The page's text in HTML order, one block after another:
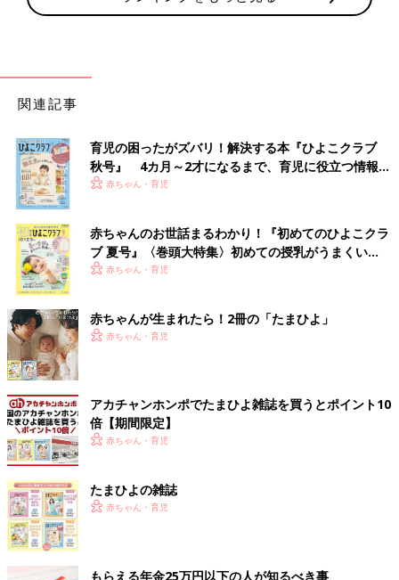
関連記事
育児の困ったがズバリ！解決する本『ひよこクラブ
秋号』 4カ月～2才になるまで、育児に役立つ情報が
いっぱい！
赤ちゃん・育児
赤ちゃんのお世話まるわかり！『初めてのひよこクラ
ブ 夏号』〈巻頭大特集〉初めての授乳がうまくい
く！ おっぱい・ミルクの基本と夏のトラブル 解決テ
赤ちゃん・育児
赤ちゃんが生まれたら！2冊の「たまひよ」
赤ちゃん・育児
アカチャンホンポでたまひよ雑誌を買うとポイント10
倍【期間限定】
赤ちゃん・育児
たまひよの雑誌
赤ちゃん・育児
もらえる年金25万円以下の人が知るべき事